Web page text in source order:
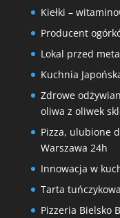
Kiełki –
Producent
Lokal przed
Kuchnia
Zdrowe
oliwa z oliwek
Pizza, ulubione
Warszawa 24h
Innowacja w
Tarta
Pizzeria Bielsko